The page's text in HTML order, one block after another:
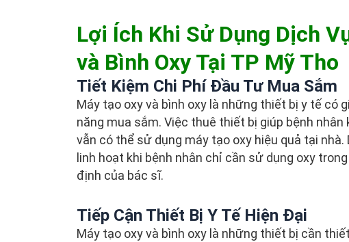
Lợi Ích Khi Sử Dụng Dịch
và Bình Oxy Tại TP Mỹ Tho
Tiết Kiệm Chi Phí Đầu Tư Mua Sắm
Máy tạo oxy và bình oxy là những thiết bị y tế có
năng mua sắm. Việc thuê thiết bị giúp bệnh
vẫn có thể sử dụng máy tạo oxy hiệu quả tại
linh hoạt khi bệnh nhân chỉ cần sử dụng oxy
định của bác sĩ.
Tiếp Cận Thiết Bị Y Tế Hiện Đại
Máy tạo oxy và bình oxy là những thiết bị cần